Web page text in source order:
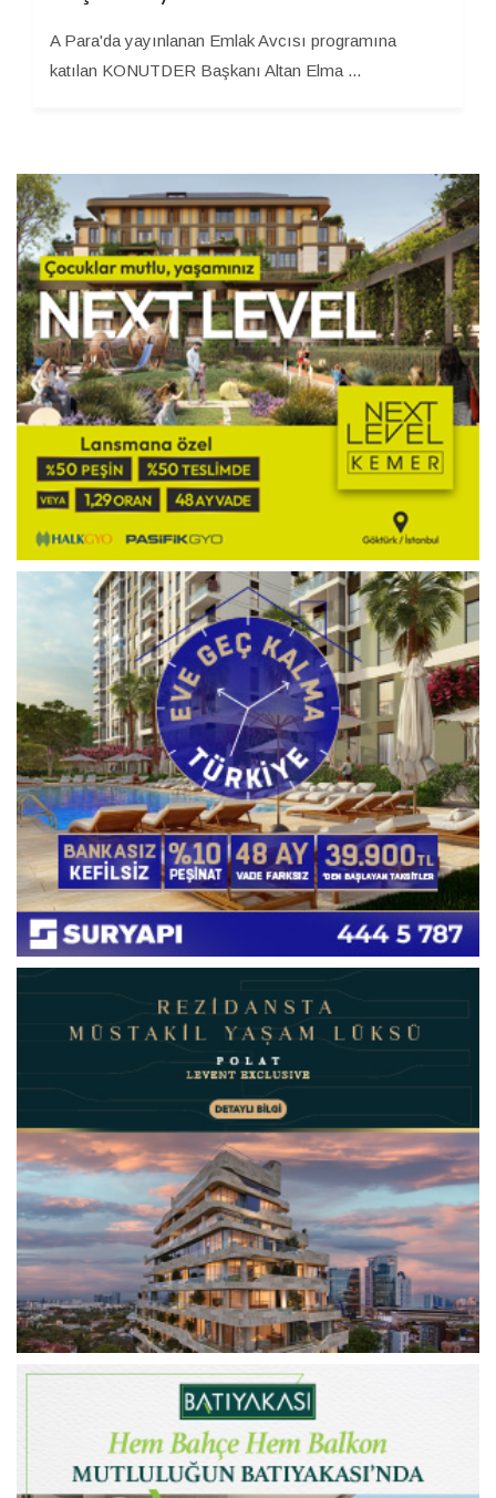
A Para'da yayınlanan Emlak Avcısı programına
katılan KONUTDER Başkanı Altan Elma ...